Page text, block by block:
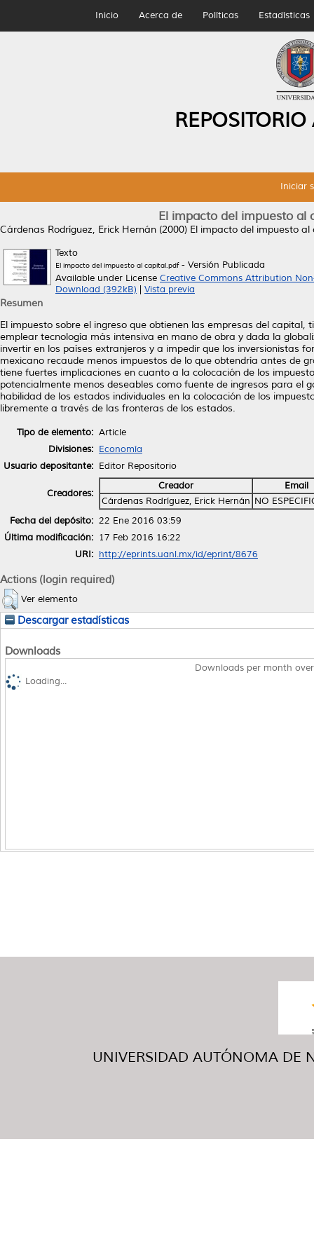
Inicio Acerca de Políticas Estadísticas
Iniciar
El impacto del impuesto al
Cárdenas Rodríguez, Erick Hernán (2000) El impacto del impuesto
Texto
El impacto del impuesto al capital.pdf- Versión Publicada
Available under License Creative Commons Attribution
Download (392kB)
Vista previa
Resumen
El impuesto sobre el ingreso que obtienen las empresas del
emplear tecnología más intensiva en mano de obra y dada la
invertir en los países extranjeros y a impedir que los inversionistas
mexicano recaude menos impuestos de lo que obtendría antes de
tiene fuertes implicaciones en cuanto a la colocación de los
potencialmente menos deseables como fuente de ingresos para el
habilidad de los estados individuales en la colocación de los
libremente a través de las fronteras de los estados.
Tipo de elemento: Article
Divisiones: Economía
Usuario depositante: Editor Repositorio
Creadores:
Creador
Email
Cárdenas Rodríguez, Erick Hernán NO
Fecha del depósito: 22 Ene 2016 03:59
Última modificación: 17 Feb 2016 16:22
URI: http://eprints.uanl.mx/id/eprint/8676
Actions (login required)
Ver elemento
Descargar estadísticas
Downloads
Downloads per month
Loading...
UNIVERSIDAD AUTÓNOMA DE